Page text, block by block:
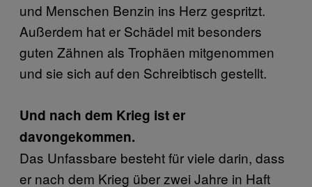
und Menschen Benzin ins Herz gespritzt.
Außerdem hat er Schädel mit besonders
guten Zähnen als Trophäen mitgenommen
und sie sich auf den Schreibtisch gestellt.
Und nach dem Krieg ist er
davongekommen.
Das Unfassbare besteht für viele darin, dass
er nach dem Krieg über zwei Jahre in Haft